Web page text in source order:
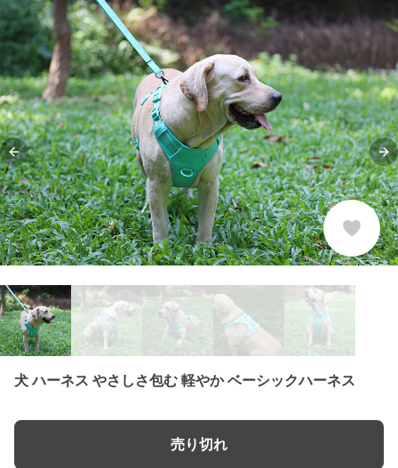
Previous slide
犬 ハーネス やさしさ包む 軽やか ベーシックハーネス
売り切れ